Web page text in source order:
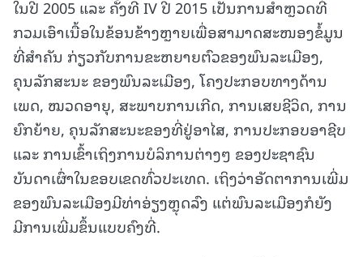
ໃນປີ 2005 ແລະ ຄັ້ງທີ IV ປີ 2015 ເປັນການສໍາຫຼວດທີ່
ກວມເອົາເນື້ອໃນຂ້ອນຂ້າງຫຼາຍເພື່ອສາມາດສະໜອງຂໍ້ມູນ
ທີ່ສໍາຄັນ ກ່ຽວກັບການຂະຫຍາຍຕົວຂອງພົນລະເມືອງ,
ຄຸນລັກສະນະ ຂອງພົນລະເມືອງ, ໂຄງປະກອບທາງດ້ານ
ເພດ, ໝວດອາຍຸ, ສະພາບການເກີດ, ການເສຍຊີວິດ, ການ
ຍົກຍ້າຍ, ຄຸນລັກສະນະຂອງທີ່ຢູ່ອາໄສ, ການປະກອບອາຊີບ
ແລະ ການເຂົ້າເຖິງການບໍລິການຕ່າງໆ ຂອງປະຊາຊົນ
ບັນດາເຜົ່າໃນຂອບເຂດທົ່ວປະເທດ. ເຖິງວ່າອັດຕາການເພີ່ມ
ຂອງພົນລະເມືອງມີທ່າອ່ຽງຫຼຸດລົງ ແຕ່ພົນລະເມືອງກໍຍັງ
ມີການເພີ່ມຂຶ້ນແບບຄົງທີ່.